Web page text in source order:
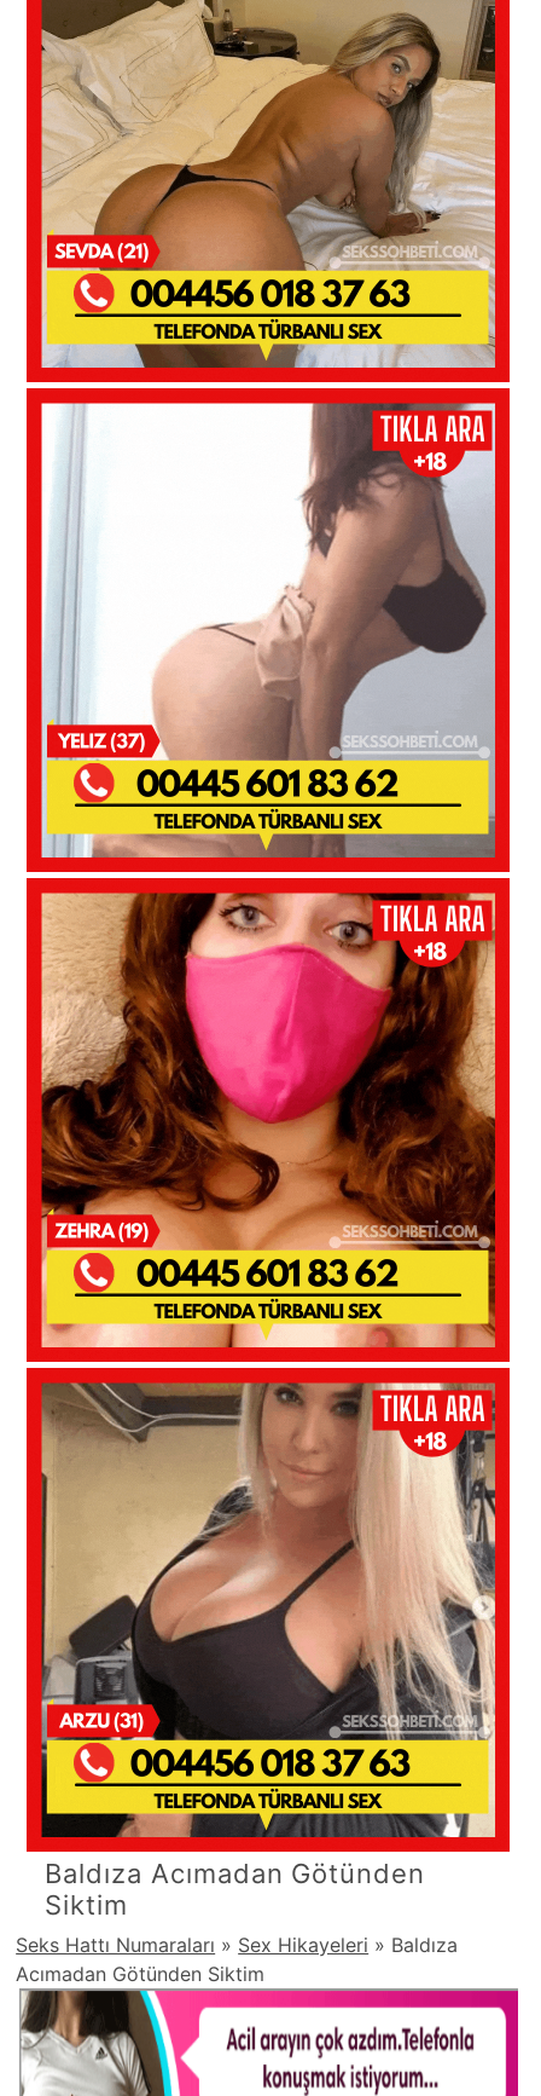
Baldıza Acımadan Götünden
Siktim
Seks Hattı Numaraları » Sex Hikayeleri » Baldıza
Acımadan Götünden Siktim